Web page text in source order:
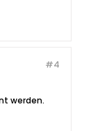
#4
werden.